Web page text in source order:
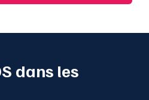
dans les